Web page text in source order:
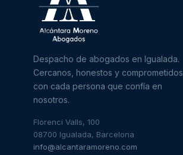
Despacho de abogados en Igualada.
Cercanos, honestos y comprometidos
con cada persona que confía en
nosotros.
Florenci Valls, 100
08700 Igualada, Barcelona
info@alcantaramoreno.com